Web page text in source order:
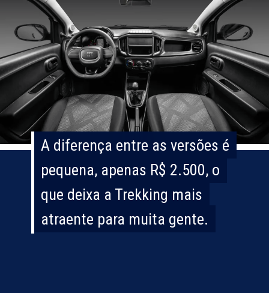
A diferença entre as versões é
pequena, apenas R$ 2.500, o
que deixa a Trekking mais
atraente para muita gente.
A diferença entre as versões é
pequena, apenas R$ 2.500, o
que deixa a Trekking mais
atraente para muita gente.